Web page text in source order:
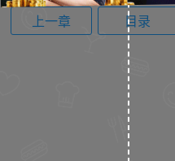
上一章 目录